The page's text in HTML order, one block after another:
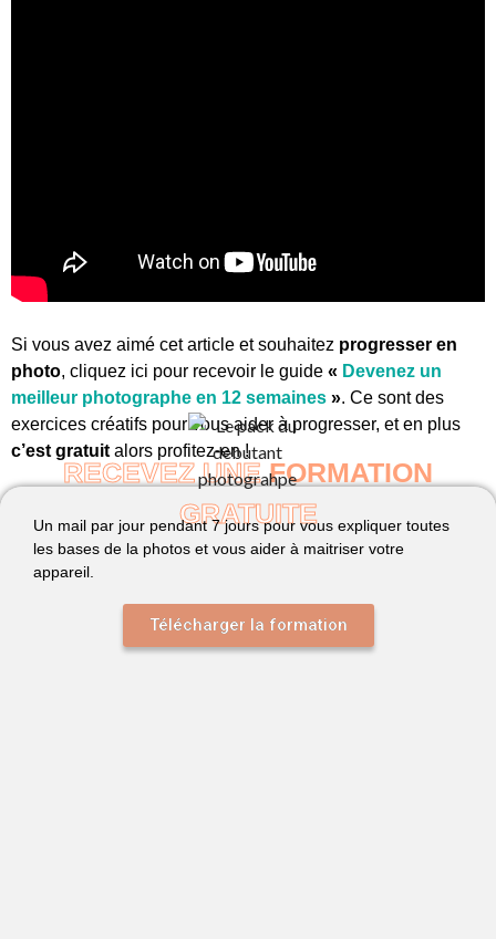
Si vous avez aimé cet article et souhaitez progresser en
photo, cliquez ici pour recevoir le guide « Devenez un
meilleur photographe en 12 semaines ». Ce sont des
exercices créatifs pour vous aider à progresser, et en plus
c’est gratuit alors profitez-en !
RECEVEZ UNEFORMATION
GRATUITE
Un mail par jour pendant 7 jours pour vous expliquer toutes
les bases de la photos et vous aider à maitriser votre
appareil.
Télécharger la formation